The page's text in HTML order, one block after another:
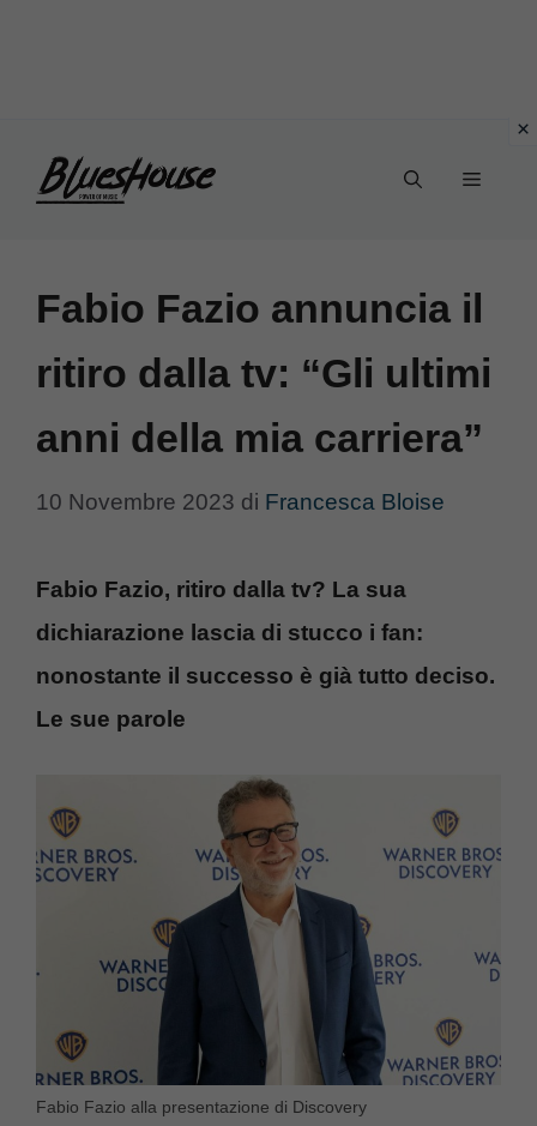
Menu
Fabio Fazio annuncia il
ritiro dalla tv: “Gli ultimi
anni della mia carriera”
10 Novembre 2023 di Francesca Bloise
Fabio Fazio, ritiro dalla tv? La sua
dichiarazione lascia di stucco i fan:
nonostante il successo è già tutto deciso.
Le sue parole
Fabio Fazio alla presentazione di Discovery